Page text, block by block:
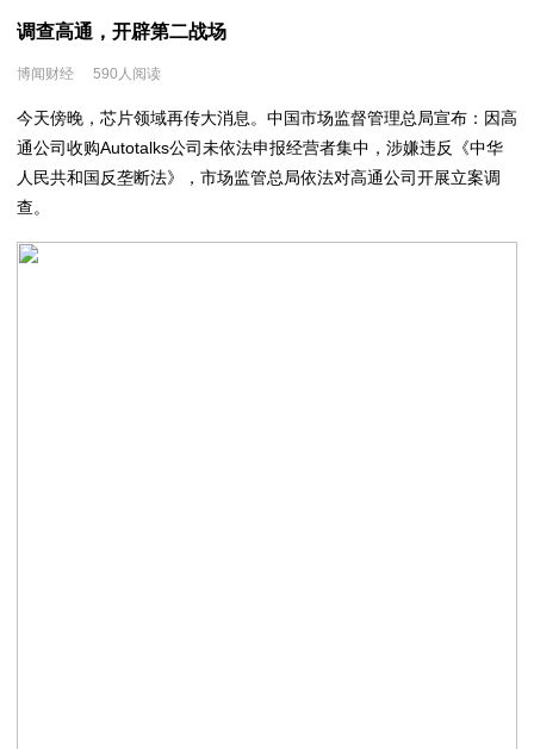
调查高通，开辟第二战场
博闻财经 590人阅读
今天傍晚，芯片领域再传大消息。中国市场监督管理总局宣布：因高
通公司收购Autotalks公司未依法申报经营者集中，涉嫌违反《中华
人民共和国反垄断法》，市场监管总局依法对高通公司开展立案调
查。